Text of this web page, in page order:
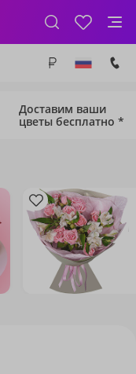
Доставим ваши
цветы бесплатно *